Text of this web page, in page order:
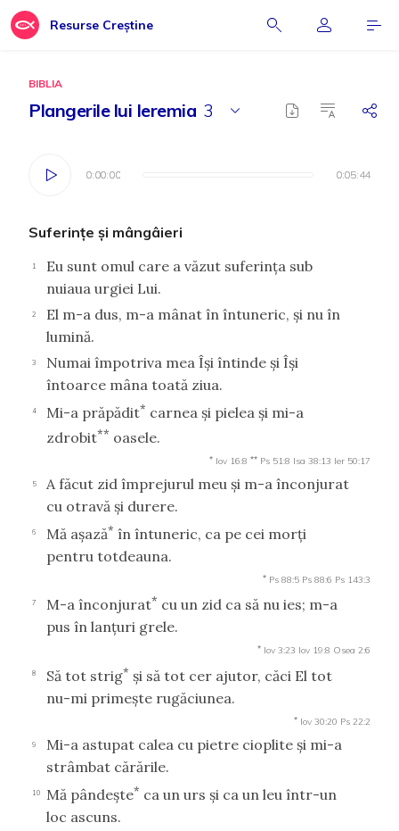
Resurse Creștine
BIBLIA
Plangerile lui Ieremia 3
0:00:00 0:05:44
0:00:00 0:05:44
Suferinţe şi mângâieri
1
Eu sunt omul care a văzut suferinţa sub
nuiaua urgiei Lui.
2
El m-a dus, m-a mânat în întuneric, şi nu în
lumină.
3
Numai împotriva mea Îşi întinde şi Îşi
întoarce mâna toată ziua.
4 Mi-a prăpădit* carnea şi pielea şi mi-a
zdrobit** oasele.
* Iov 16:8 ** Ps 51:8 Isa 38:13 Ier 50:17
5
A făcut zid împrejurul meu şi m-a înconjurat
cu otravă şi durere.
6 Mă aşază* în întuneric, ca pe cei morţi
pentru totdeauna.
* Ps 88:5 Ps 88:6 Ps 143:3
7 M-a înconjurat* cu un zid ca să nu ies; m-a
pus în lanţuri grele.
* Iov 3:23 Iov 19:8 Osea 2:6
8 Să tot strig* şi să tot cer ajutor, căci El tot
nu-mi primeşte rugăciunea.
* Iov 30:20 Ps 22:2
9
Mi-a astupat calea cu pietre cioplite şi mi-a
strâmbat cărările.
10 Mă pândeşte* ca un urs şi ca un leu într-un
loc ascuns.